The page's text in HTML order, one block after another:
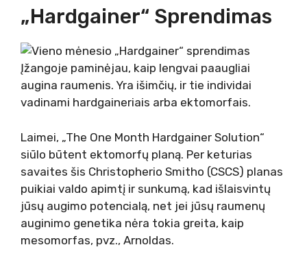
„Hardgainer“ Sprendimas
Įžangoje paminėjau, kaip lengvai paaugliai
augina raumenis. Yra išimčių, ir tie individai
vadinami hardgaineriais arba ektomorfais.
Laimei, „The One Month Hardgainer Solution“
siūlo būtent ektomorfų planą. Per keturias
savaites šis Christopherio Smitho (CSCS) planas
puikiai valdo apimtį ir sunkumą, kad išlaisvintų
jūsų augimo potencialą, net jei jūsų raumenų
auginimo genetika nėra tokia greita, kaip
mesomorfas, pvz., Arnoldas.